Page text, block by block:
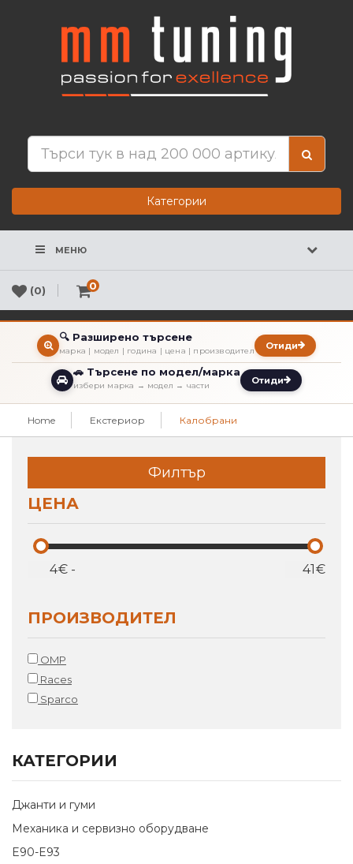
Категории
МЕНЮ
(0) 0
🔍 Разширено търсене
марка | модел | година | цена | производител Отиди
🚗 Търсене по модел/марка
избери марка → модел → части Отиди
Home Екстериор Калобрани
Филтър
ЦЕНА
€ - €
ПРОИЗВОДИТЕЛ
OMP
Races
Sparco
КАТЕГОРИИ
Джанти и гуми
Механика и сервизно оборудване
E90-E93